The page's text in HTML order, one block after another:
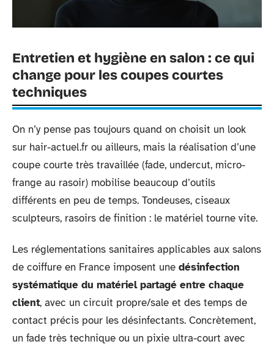
Entretien et hygiène en salon : ce qui
change pour les coupes courtes
techniques
On n’y pense pas toujours quand on choisit un look
sur hair-actuel.fr ou ailleurs, mais la réalisation d’une
coupe courte très travaillée (fade, undercut, micro-
frange au rasoir) mobilise beaucoup d’outils
différents en peu de temps. Tondeuses, ciseaux
sculpteurs, rasoirs de finition : le matériel tourne vite.
Les réglementations sanitaires applicables aux salons
de coiffure en France imposent une désinfection
systématique du matériel partagé entre chaque
client, avec un circuit propre/sale et des temps de
contact précis pour les désinfectants. Concrètement,
un fade très technique ou un pixie ultra-court avec